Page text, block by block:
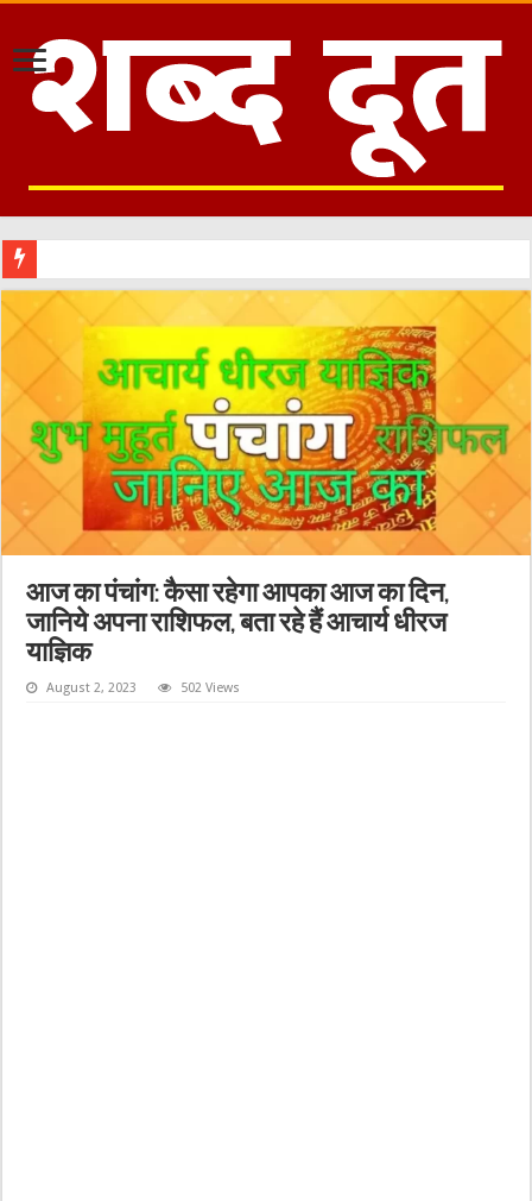
आज का पंचांग: कैसा रहेगा आपका आज का दिन,
जानिये अपना राशिफल, बता रहे हैं आचार्य धीरज
याज्ञिक
August 2, 2023 502 Views